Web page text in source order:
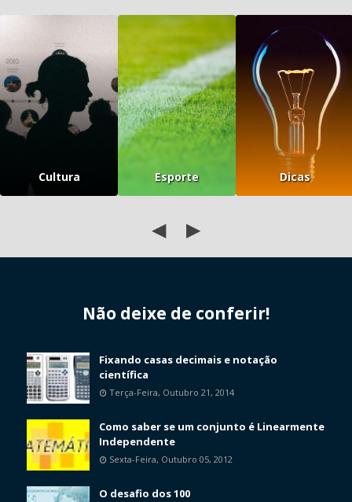
Cultura Esporte Dicas
◀ ▶
Não deixe de conferir!
Fixando casas decimais e notação
científica
Terça-Feira, Outubro 21, 2014
Como saber se um conjunto é Linearmente
Independente
Sexta-Feira, Outubro 05, 2012
O desafio dos 100